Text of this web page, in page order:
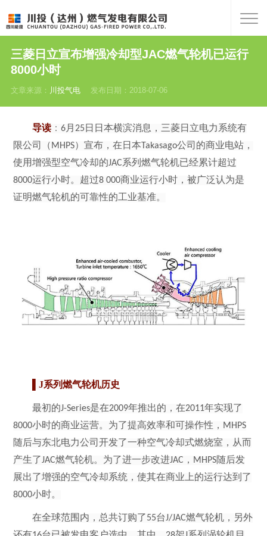
三菱日立宣布增强冷却型JAC燃气轮机已运行
8000小时
文章来源： 川投气电 发布日期：2018-07-06
导读 ：6月25 日日本横滨消息，三菱日立电力系统有
限公司（ MHPS）宣布，在日本 Takasago公司的商业电站，
使用增强型空气冷却的JAC系列燃气轮机已经累计超过
8000运行小时。超过8 000商业运行小时，被广泛认为是
证明燃气轮机的可靠性的工业基准。
▌J系列燃气轮机历史
最初的J-Series是在2009年推出的，在2011年实现了
8000小时的商业运营。为了提高效率和可操作性， MHPS
随后与东北电力公司开发了一种空气冷却式燃烧室，从而
产生了JAC燃气轮机。为了进一步改进JAC ， MHPS随后发
展出了增强的空气冷却系统，使其在商业上的运行达到了
8000小时。
在全球范围内，总共订购了55台J/JAC燃气轮机，另外